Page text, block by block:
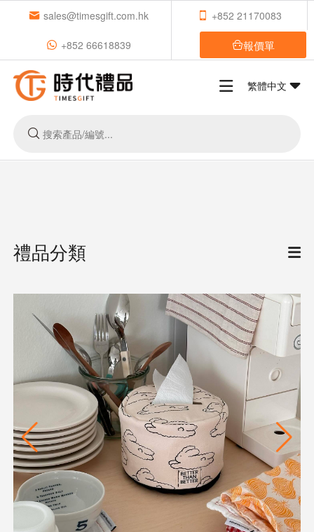
sales@timesgift.com.hk +852 21170083
+852 66618839 報價單
繁體中文
禮品分類